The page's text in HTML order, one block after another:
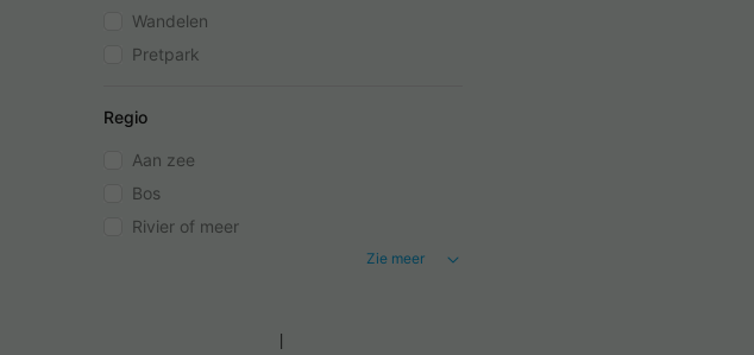
Wandelen
Pretpark
Regio
Aan zee
Bos
Rivier of meer
Zie meer